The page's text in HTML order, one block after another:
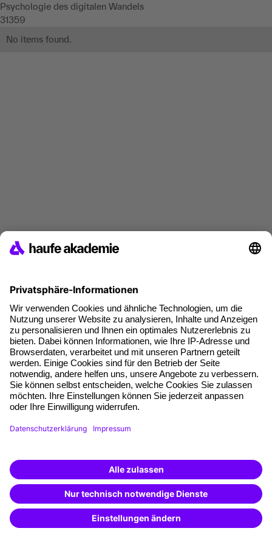
Psychologie des digitalen Wandels
31359
No items found.